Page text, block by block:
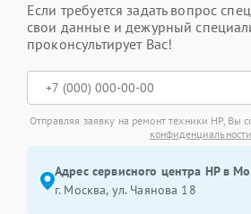
Если требуется задать вопрос
свои данные и дежурный
проконсультирует Вас!
Отправляя заявку на ремонт техники HP, Вы
конфиденциальности
Адрес сервисного центра HP в
г. Москва, ул. Чаянова 18